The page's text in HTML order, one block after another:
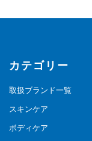
カテゴリー
取扱ブランド一覧
スキンケア
ボディケア